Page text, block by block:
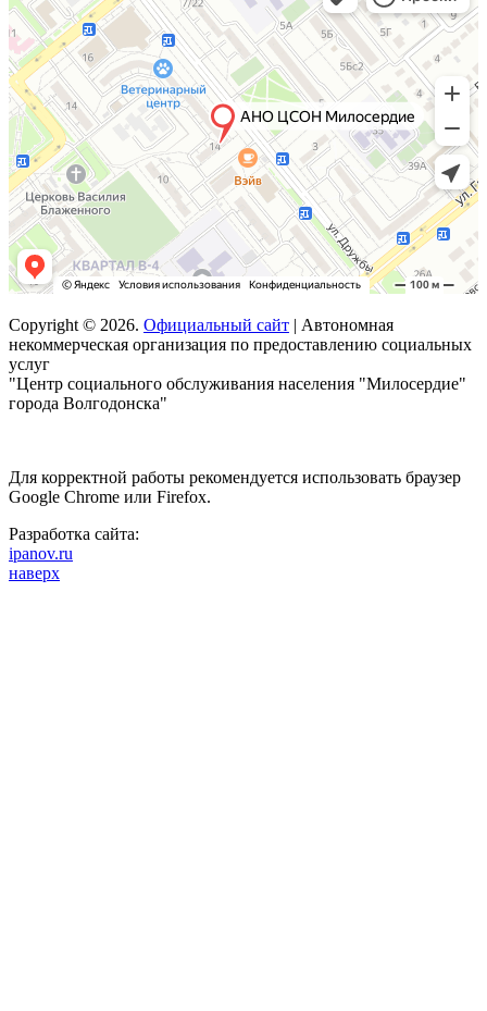
Copyright © 2026. Официальный сайт | Автономная
некоммерческая организация по предоставлению социальных
услуг
"Центр социального обслуживания населения "Милосердие"
города Волгодонска"
Для корректной работы рекомендуется использовать браузер
Google Chrome или Firefox.
Разработка сайта:
ipanov.ru
наверх